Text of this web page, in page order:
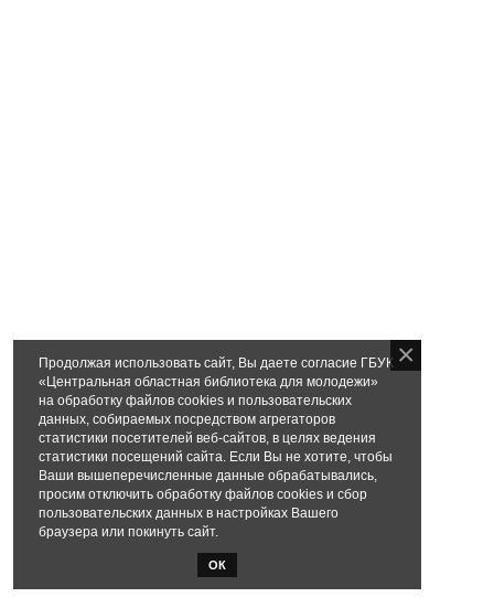
Продолжая использовать сайт, Вы даете согласие ГБУК
«Центральная областная библиотека для молодежи»
на обработку файлов cookies и пользовательских
данных, собираемых посредством агрегаторов
статистики посетителей веб-сайтов, в целях ведения
статистики посещений сайта. Если Вы не хотите, чтобы
Ваши вышеперечисленные данные обрабатывались,
просим отключить обработку файлов cookies и сбор
пользовательских данных в настройках Вашего
браузера или покинуть сайт.
ОК